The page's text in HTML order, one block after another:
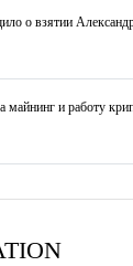
о взятии
майнинг и работу